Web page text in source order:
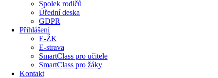
Spolek rodičů
Úřední deska
GDPR
Přihlášení
E-ŽK
E-strava
SmartClass pro učitele
SmartClass pro žáky
Kontakt